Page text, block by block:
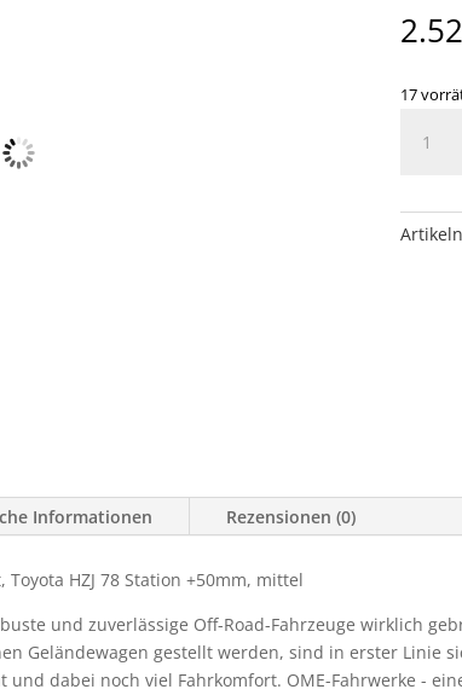
17
Station
Informationen Rezensionen (0)
HZJ 78 Station +50mm, mittel
und zuverlässige Off-Road-Fahrzeuge wirklich
Geländewagen gestellt werden, sind in erster Linie
und dabei noch viel Fahrkomfort. OME-Fahrwerke -